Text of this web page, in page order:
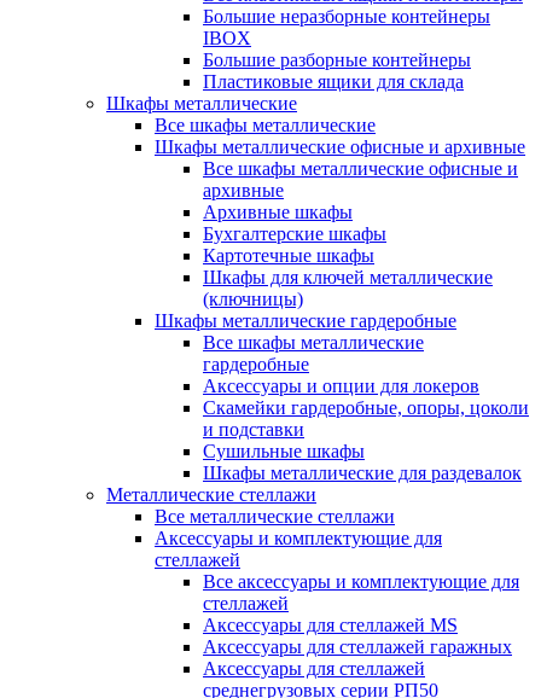
Большие неразборные контейнеры
IBOX
Большие разборные контейнеры
Пластиковые ящики для склада
Шкафы металлические
Все шкафы металлические
Шкафы металлические офисные и архивные
Все шкафы металлические офисные и
архивные
Архивные шкафы
Бухгалтерские шкафы
Картотечные шкафы
Шкафы для ключей металлические
(ключницы)
Шкафы металлические гардеробные
Все шкафы металлические
гардеробные
Аксессуары и опции для локеров
Скамейки гардеробные, опоры, цоколи
и подставки
Сушильные шкафы
Шкафы металлические для раздевалок
Металлические стеллажи
Все металлические стеллажи
Аксессуары и комплектующие для
стеллажей
Все аксессуары и комплектующие для
стеллажей
Аксессуары для стеллажей MS
Аксессуары для стеллажей гаражных
Аксессуары для стеллажей
среднегрузовых серии РП50